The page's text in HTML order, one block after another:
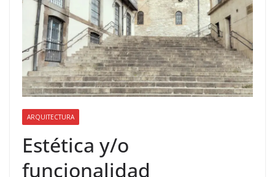
ARQUITECTURA
Estética y/o
funcionalidad